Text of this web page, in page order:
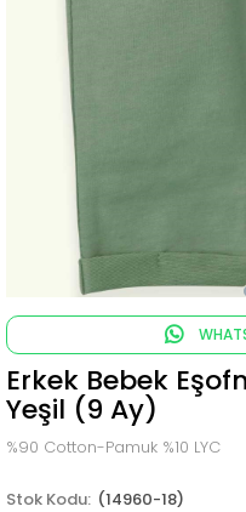
Erkek Bebek
Yeşil (9 Ay)
%90 Cotton-Pamuk %10 LYC
(14960-18)